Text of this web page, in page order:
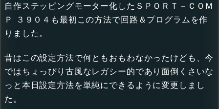
自作ステッピングモーター化したＳＰＯＲＴ－ＣＯＭ
Ｐ ３９０４も最初この方法で回路＆プログラムを作
りました。
昔はこの設定方法で何ともおもわなかったけども、今
ではちょっぴり古風なレガシー的であり面倒くさいな
っと本日設定方法を単純にできるように変更しまし
た。